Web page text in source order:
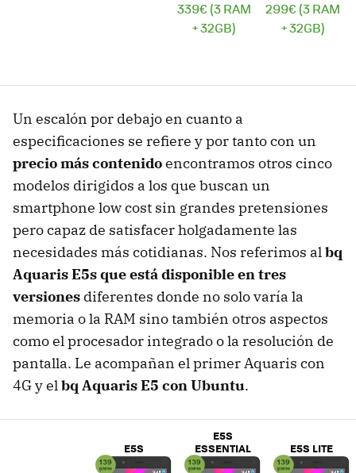
339€ (3 RAM
+ 32GB)
299€ (3 RAM
+ 32GB)
Un escalón por debajo en cuanto a
especificaciones se refiere y por tanto con un
precio más contenidoencontramos otros cinco
modelos dirigidos a los que buscan un
smartphone low cost sin grandes pretensiones
pero capaz de satisfacer holgadamente las
necesidades más cotidianas. Nos referimos albq
Aquaris E5s que está disponible en tres
versiones diferentes donde no solo varía la
memoria o la RAM sino también otros aspectos
como el procesador integrado o la resolución de
pantalla. Le acompañan el primer Aquaris con
4G y elbq Aquaris E5 con Ubuntu.
E5S
E5S
ESSENTIAL
E5S LITE